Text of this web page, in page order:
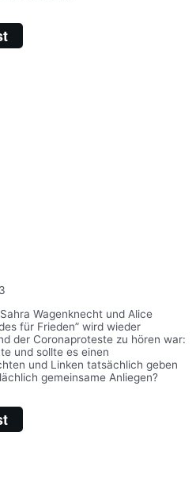
Wagenknecht und Alice
für Frieden” wird wieder
der Coronaproteste zu hören war:
und sollte es einen
und Linken tatsächlich geben
gemeinsame Anliegen?